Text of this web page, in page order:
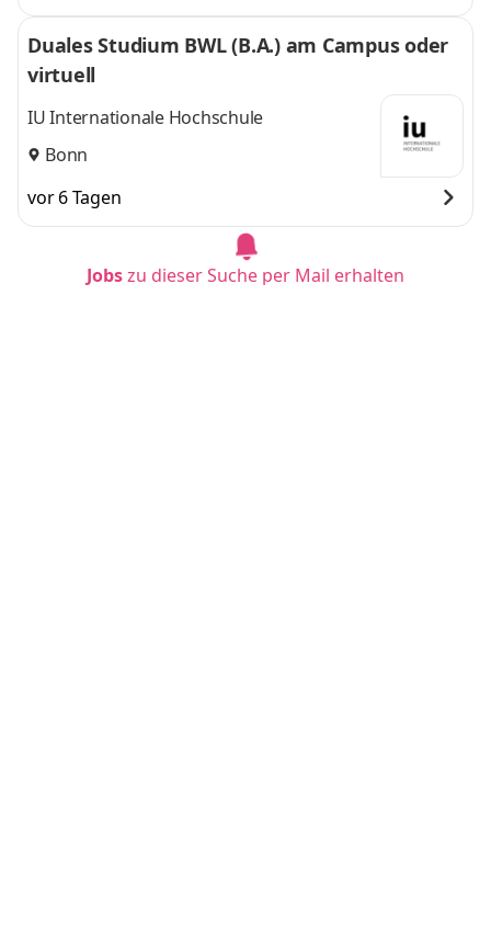
Duales Studium BWL (B.A.) am Campus oder
virtuell
IU Internationale Hochschule
Bonn
vor 6 Tagen
Jobszu dieser Suche per Mail erhalten